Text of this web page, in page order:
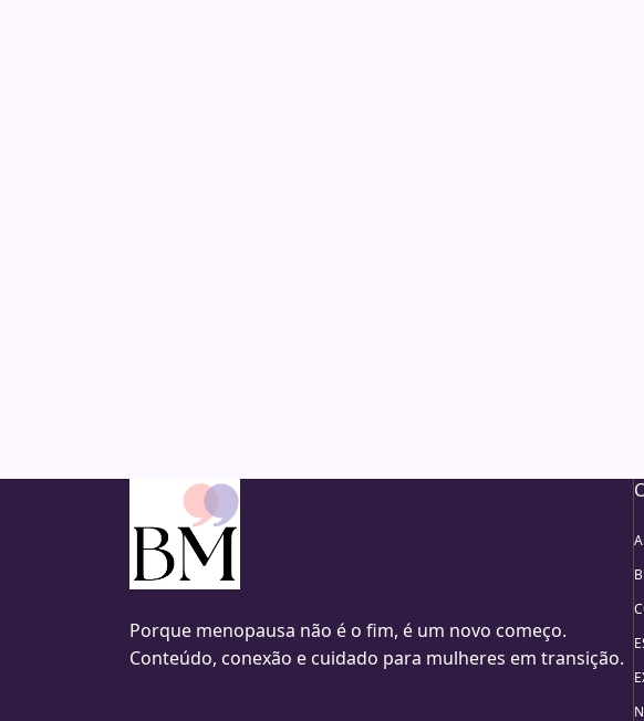
Porque menopausa não é o fim, é um novo começo.
Conteúdo, conexão e cuidado para mulheres em transição.